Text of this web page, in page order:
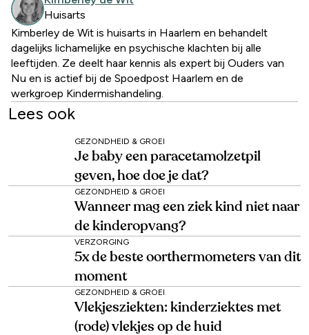
Huisarts
Kimberley de Wit is huisarts in Haarlem en behandelt
dagelijks lichamelijke en psychische klachten bij alle
leeftijden. Ze deelt haar kennis als expert bij Ouders van
Nu en is actief bij de Spoedpost Haarlem en de
werkgroep Kindermishandeling.
Lees ook
GEZONDHEID & GROEI
Je baby een paracetamolzetpil
geven, hoe doe je dat?
GEZONDHEID & GROEI
Wanneer mag een ziek kind niet naar
de kinderopvang?
VERZORGING
5x de beste oorthermometers van dit
moment
GEZONDHEID & GROEI
Vlekjesziekten: kinderziektes met
(rode) vlekjes op de huid